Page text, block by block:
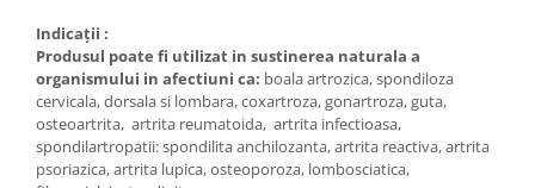
Indicații :
Produsul poate fi utilizat in sustinerea naturala a
organismului in afectiuni ca: boala artrozica, spondiloza
cervicala, dorsala si lombara, coxartroza, gonartroza, guta,
osteoartrita, artrita reumatoida, artrita infectioasa,
spondilartropatii: spondilita anchilozanta, artrita reactiva, artrita
psoriazica, artrita lupica, osteoporoza, lombosciatica,